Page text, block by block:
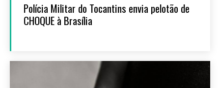
Polícia Militar do Tocantins envia pelotão de
CHOQUE à Brasília